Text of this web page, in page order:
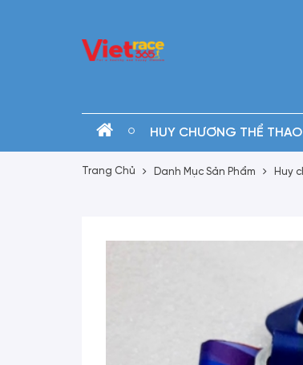
HUY CHƯƠNG THỂ THAO
Trang Chủ Danh Mục Sản Phẩm Huy